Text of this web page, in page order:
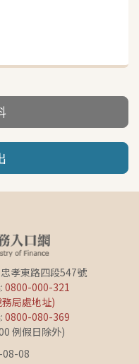
孝東路四段547號
0800-000-321
局處地址)
0800-080-369
例假日除外)
08-08